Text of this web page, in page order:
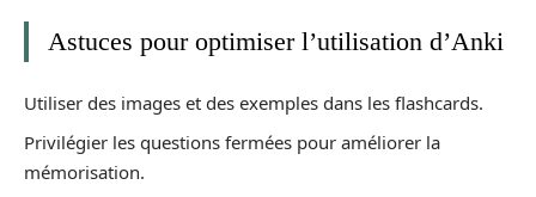
Astuces pour optimiser l’utilisation d’Anki
Utiliser des images et des exemples dans les flashcards.
Privilégier les questions fermées pour améliorer la
mémorisation.